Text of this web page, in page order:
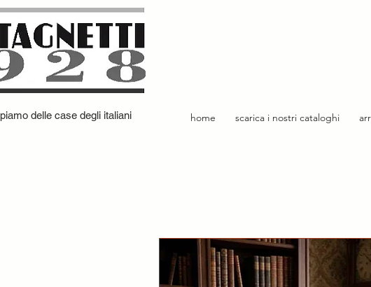
delle case degli italiani home scarica i nostri cataloghi